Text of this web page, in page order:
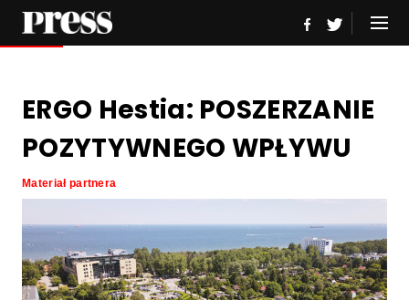
ERGO Hestia: POSZERZANIE
POZYTYWNEGO WPŁYWU
Materiał partnera